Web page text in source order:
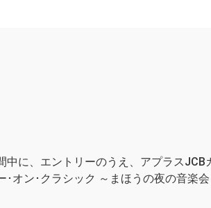
中に、エントリーのうえ、アプラス
･オン･クラシック ～まほうの夜の音楽会